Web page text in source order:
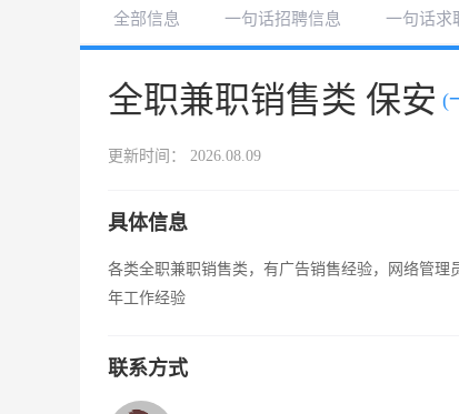
全部信息 一句话招聘信息 一句话求
全职兼职销售类 保安 (
更新时间： 2026.08.09
具体信息
各类全职兼职销售类，有广告销售经验，网络管
年工作经验
联系方式